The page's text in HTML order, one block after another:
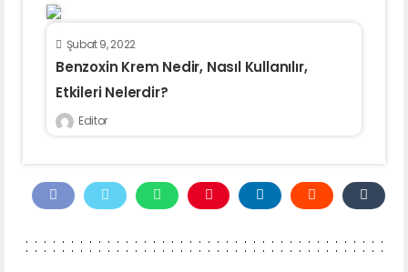
Şubat 9, 2022
Benzoxin Krem Nedir, Nasıl Kullanılır,
Etkileri Nelerdir?
Editor